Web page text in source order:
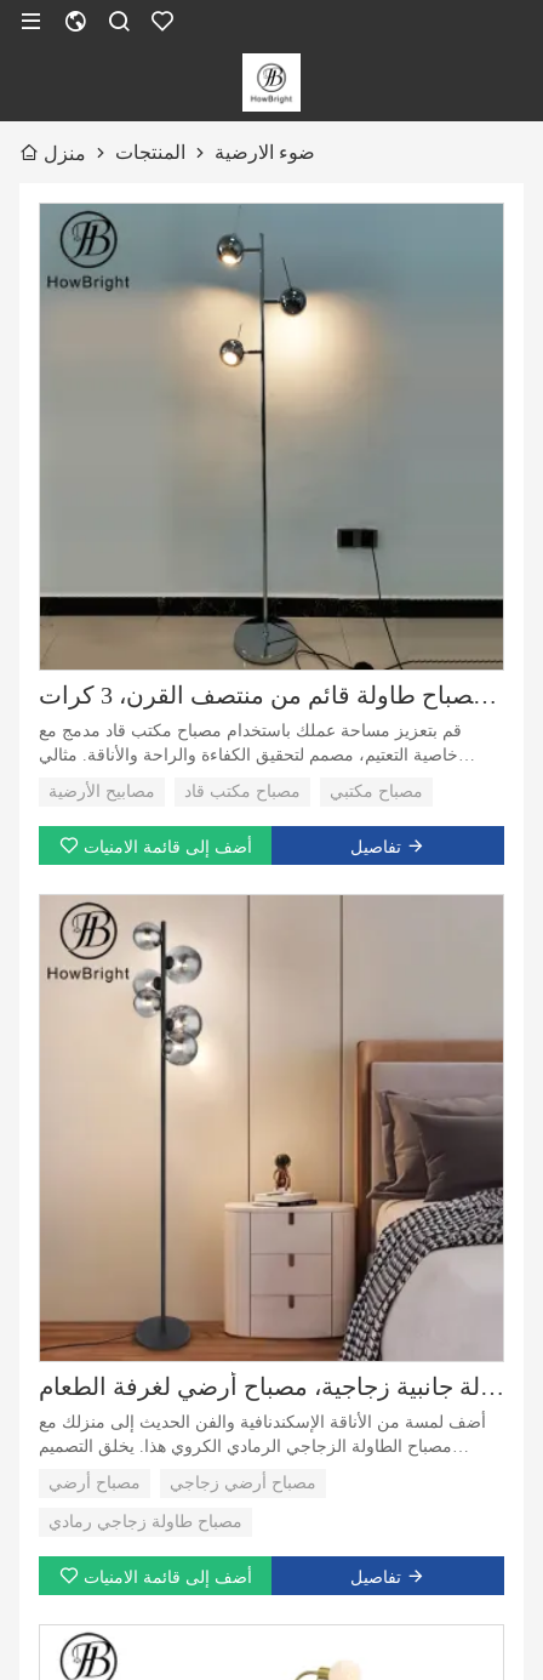
منزل المنتجات ضوء الارضية
مصباح أرضي طويل مدمج بإضاءة قاد مع عتمة مطورة للمكتب، مصباح طاولة قائم من منتصف القرن، 3 كرات
قم بتعزيز مساحة عملك باستخدام مصباح مكتب قاد مدمج مع
خاصية التعتيم، مصمم لتحقيق الكفاءة والراحة والأناقة. مثالي
للمكاتب أو مناطق الدراسة أو المكاتب المنزلية، يوفر هذا المصباح
إضاءة فائقة مع سطوع قابل للتعديل وتصميم عصري يكمل أي
مكتب أو مساحة عمل.
مصابيح الأرضية مصباح مكتب قاد مصباح مكتبي
أضف إلى قائمة الامنيات تفاصيل
مصباح أرضي زجاجي رمادي لغرفة النوم، طاولة جانبية زجاجية، مصباح أرضي لغرفة الطعام
أضف لمسة من الأناقة الإسكندنافية والفن الحديث إلى منزلك مع
مصباح الطاولة الزجاجي الرمادي الكروي هذا. يخلق التصميم
الكروي الفريد والزجاج الرمادي الدقيق قطعة فنية إضاءة مذهلة
تكمل التصميمات الداخلية الحديثة، وتضيف الرقي والأناقة إلى أي
غرفة.
مصباح أرضي مصباح أرضي زجاجي
مصباح طاولة زجاجي رمادي
أضف إلى قائمة الامنيات تفاصيل